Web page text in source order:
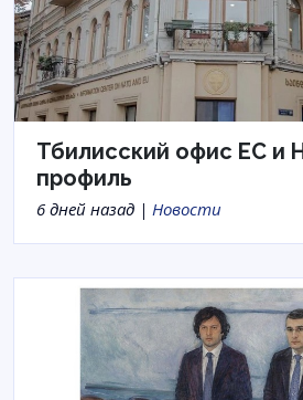
Тбилисский офис ЕС и
профиль
6 дней назад | Новости